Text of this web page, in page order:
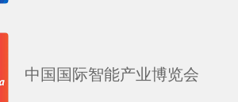
中国国际智能产业博览会